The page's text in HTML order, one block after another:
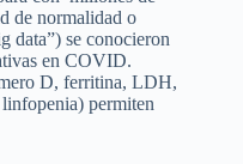
de normalidad o
data”) se conocieron
en COVID.
D, ferritina, LDH,
permiten